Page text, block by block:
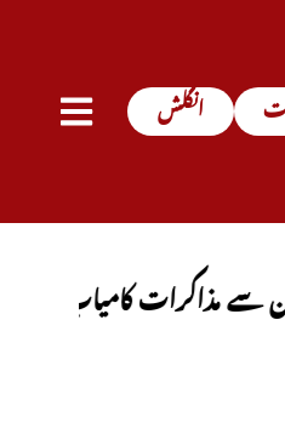
انگلش
کامیاب ہوں گے،